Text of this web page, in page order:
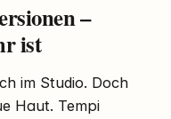
–
ist
im Studio. Doch
Haut. Tempi